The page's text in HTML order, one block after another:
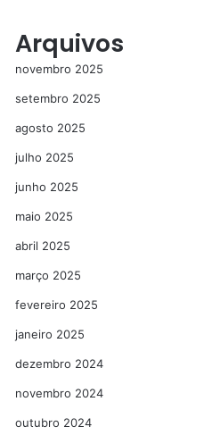
Arquivos
novembro 2025
setembro 2025
agosto 2025
julho 2025
junho 2025
maio 2025
abril 2025
março 2025
fevereiro 2025
janeiro 2025
dezembro 2024
novembro 2024
outubro 2024